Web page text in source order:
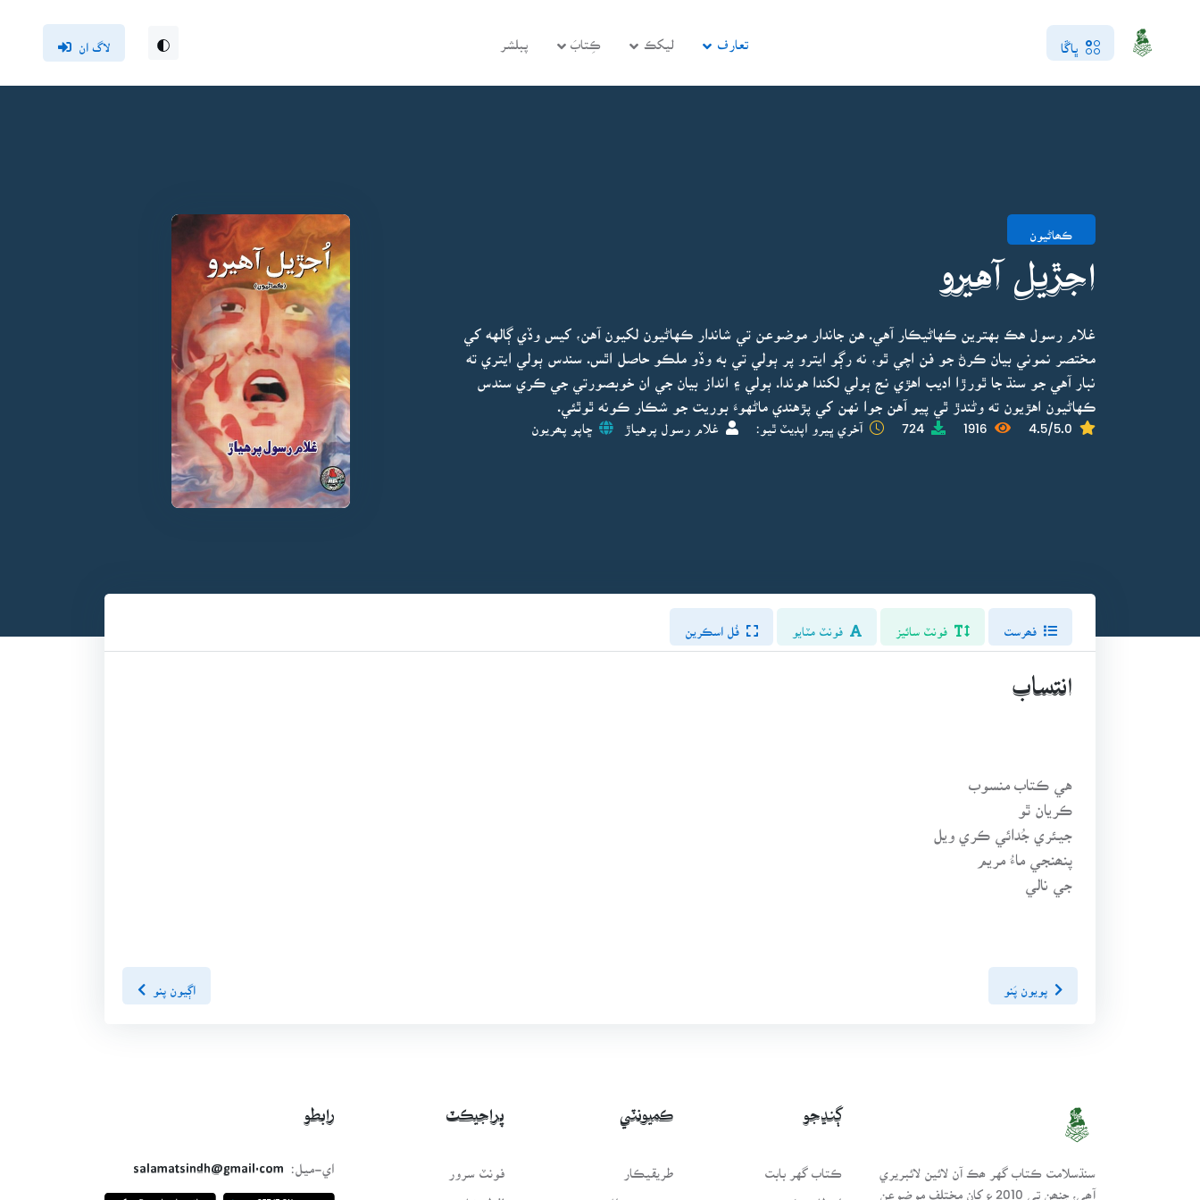
ڀاڱا تعارف ليکڪ ڪِتابَ پبلشر لاگ ان
ڪھاڻيون
اجڙيل آهيرو
غلام رسول هڪ بهترين ڪهاڻيڪار آهي. هن جاندار موضوعن تي شاندار ڪهاڻيون لکيون آهن، کيس وڏي ڳالهه کي
مختصر نموني بيان ڪرڻ جو فن اچي ٿو، نه رڳو ايترو پر ٻولي تي به وڏو ملڪو حاصل اٿس. سندس ٻولي ايتري ته
نبار آهي جو سنڌ جا ٿورڙا اديب اهڙي نج ٻولي لکندا هوندا. ٻولي ۽ انداز بيان جي ان خوبصورتي جي ڪري سندس
ڪهاڻيون اهڙيون ته وڻندڙ ٿي پيو آهن جوا نهن کي پڙهندي ماڻهوءَ بوريت جو شڪار ڪونه ٿوٿئي.
4.5/5.0
1916
724 آخري ڀيرو اپڊيٽ ٿيو: غلام رسول پرهياڙ ڇاپو پھريون
فونٽ سائيز فونٽ مٽايو فُل اسڪرين
انتساب
هي ڪتاب منسوب
ڪريان ٿو
جيئري جُدائي ڪري ويل
پنھنجي ماءُ مريم
جي نالي
پويون پَنو اڳيون پنو
سنڌسلامت ڪتاب گهر ھڪ آن لائين لائبريري
آھي، جنھن تي 2010ع کان مختلف موضوعن
ڳنڍجو
ڪتاب گهر بابت
انتظامي سَٿ
ڪميونٽي
طريقيڪار
عمومي سوال
پراجيڪٽ
فونٽ سرور
لفظيڪار
رابطو
اي-ميل:
salamatsindh@gmail.com